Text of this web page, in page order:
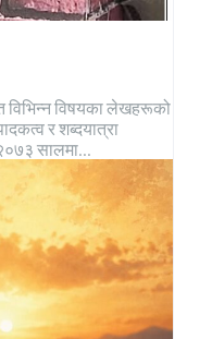
विभिन्न विषयका लेखहरूको
र शब्दयात्रा
सालमा...